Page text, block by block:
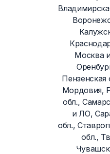
Москва
Пензенская
Мордовия,
обл.,
и ЛО,
обл.,
обл.,